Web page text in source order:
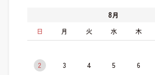
8月
日
月 火 水 木
2
3 4 5 6